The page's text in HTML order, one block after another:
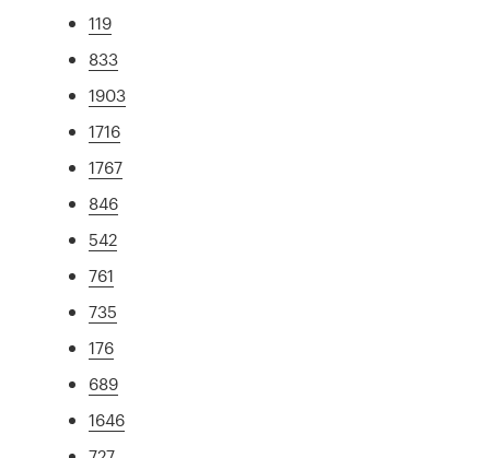
119
833
1903
1716
1767
846
542
761
735
176
689
1646